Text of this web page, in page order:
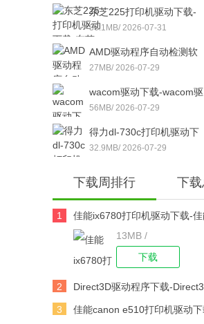
官方版下载
东芝225打印机驱动下载-
东芝Toshiba e-
STUDIO225打印机驱动电
36.1MB/ 2026-07-31
AMD驱动程序自动检测软
件下载-AMD驱动程序自动
检测工具 v19.12.1 官方最
27MB/ 2026-07-29
wacom驱动下载-wacom驱
动 v6.3.30 官方绿色版下载
56MB/ 2026-07-29
得力dl-730c打印机驱动下
载-得力dl-730c条码打印机
32.9MB/ 2026-07-29
下载周排行 下
1
佳能ix6780打印机驱动下载-
印机驱动 v2.75 官方版下载
13MB /
下载
2
Direct3D驱动程序下载-
v2021下载
3
佳能canon e510打印机驱动